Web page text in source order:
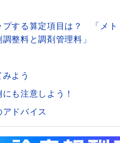
プする算定項目は？ 「メト
整料と調剤管理料」
よう
も注意しよう！
ドバイス